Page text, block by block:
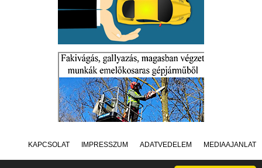
KAPCSOLAT IMPRESSZUM ADATVÉDELEM MÉDIAAJÁNLAT